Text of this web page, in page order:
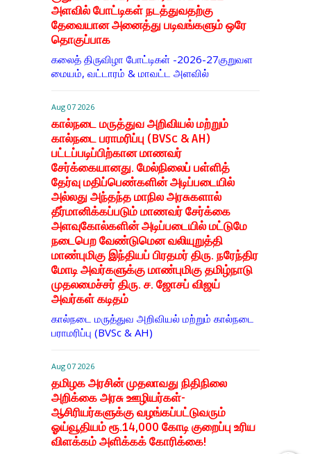
அளவில் போட்டிகள் நடத்துவதற்கு
தேவையான அனைத்து படிவங்களும் ஒரே
தொகுப்பாக
கலைத் திருவிழா போட்டிகள் -2026-27குறுவள
மையம், வட்டாரம் & மாவட்ட அளவில்
Aug 07 2026
கால்நடை மருத்துவ அறிவியல் மற்றும்
கால்நடை பராமரிப்பு (BVSc & AH)
பட்டப்படிப்பிற்கான மாணவர்
சேர்க்கையானது. மேல்நிலைப் பள்ளித்
தேர்வு மதிப்பெண்களின் அடிப்படையில்
அல்லது அந்தந்த மாநில அரசுகளால்
தீர்மானிக்கப்படும் மாணவர் சேர்க்கை
அளவுகோல்களின் அடிப்படையில் மட்டுமே
நடைபெற வேண்டுமென வலியுறுத்தி
மாண்புமிகு இந்தியப் பிரதமர் திரு. நரேந்திர
மோடி அவர்களுக்கு மாண்புமிகு தமிழ்நாடு
முதலமைச்சர் திரு. ச. ஜோசப் விஜய்
அவர்கள் கடிதம்
கால்நடை மருத்துவ அறிவியல் மற்றும் கால்நடை
பராமரிப்பு (BVSc & AH)
Aug 07 2026
தமிழக அரசின் முதலாவது நிதிநிலை
அறிக்கை அரசு ஊழியர்கள்-
ஆசிரியர்களுக்கு வழங்கப்பட்டுவரும்
ஓய்வூதியம் ரூ.14,000 கோடி குறைப்பு உரிய
விளக்கம் அளிக்கக் கோரிக்கை!